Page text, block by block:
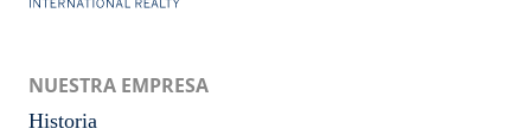
NUESTRA EMPRESA
Historia